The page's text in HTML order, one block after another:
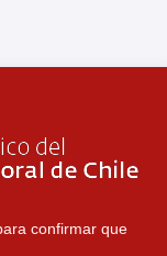
confirmar que